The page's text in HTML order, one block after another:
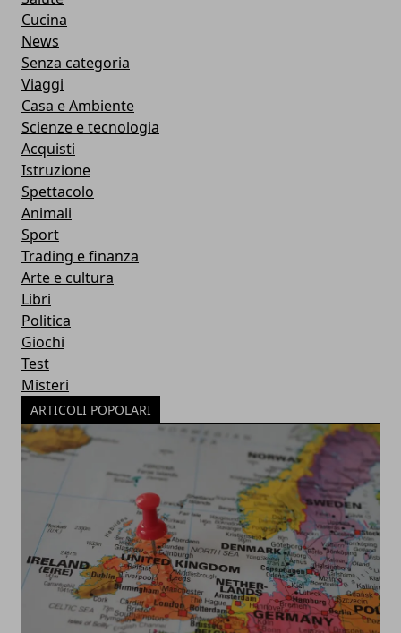
Cucina
News
Senza categoria
Viaggi
Casa e Ambiente
Scienze e tecnologia
Acquisti
Istruzione
Spettacolo
Animali
Sport
Trading e finanza
Arte e cultura
Libri
Politica
Giochi
Test
Misteri
ARTICOLI POPOLARI